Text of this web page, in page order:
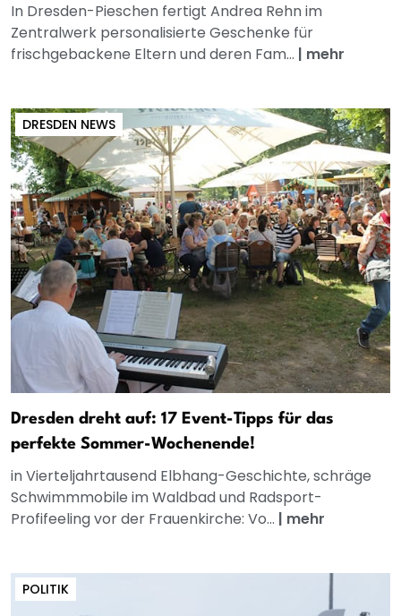
In Dresden-Pieschen fertigt Andrea Rehn im
Zentralwerk personalisierte Geschenke für
frischgebackene Eltern und deren Fam... | mehr
DRESDEN NEWS
Dresden dreht auf: 17 Event-Tipps für das
perfekte Sommer-Wochenende!
in Vierteljahrtausend Elbhang-Geschichte, schräge
Schwimmmobile im Waldbad und Radsport-
Profifeeling vor der Frauenkirche: Vo... | mehr
POLITIK